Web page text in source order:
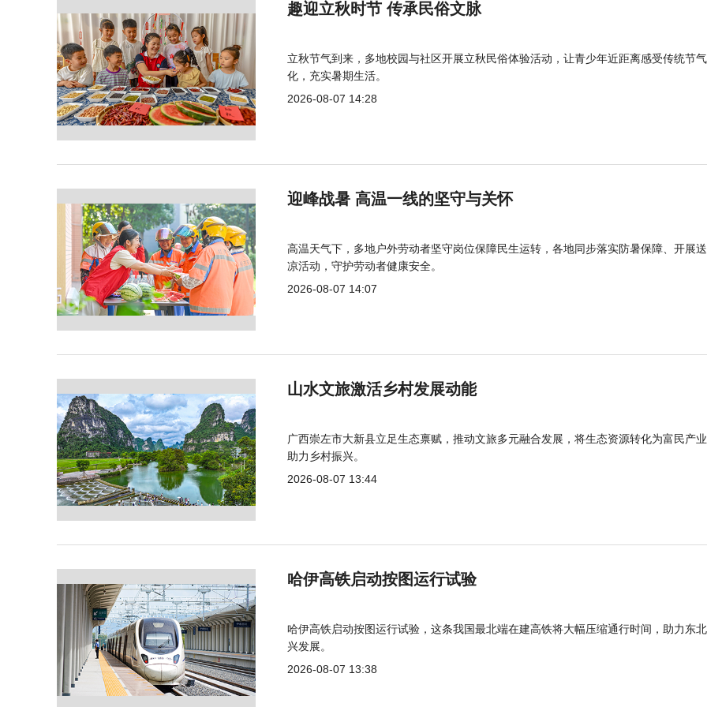
趣迎立秋时节 传承民俗文脉
立秋节气到来，多地校园与社区开展立秋民俗体验活动，让青少年近距离感受传统节
化，充实暑期生活。
2026-08-07 14:28
迎峰战暑 高温一线的坚守与关怀
高温天气下，多地户外劳动者坚守岗位保障民生运转，各地同步落实防暑保障、开展
凉活动，守护劳动者健康安全。
2026-08-07 14:07
山水文旅激活乡村发展动能
广西崇左市大新县立足生态禀赋，推动文旅多元融合发展，将生态资源转化为富民产
助力乡村振兴。
2026-08-07 13:44
哈伊高铁启动按图运行试验
哈伊高铁启动按图运行试验，这条我国最北端在建高铁将大幅压缩通行时间，助力东
兴发展。
2026-08-07 13:38